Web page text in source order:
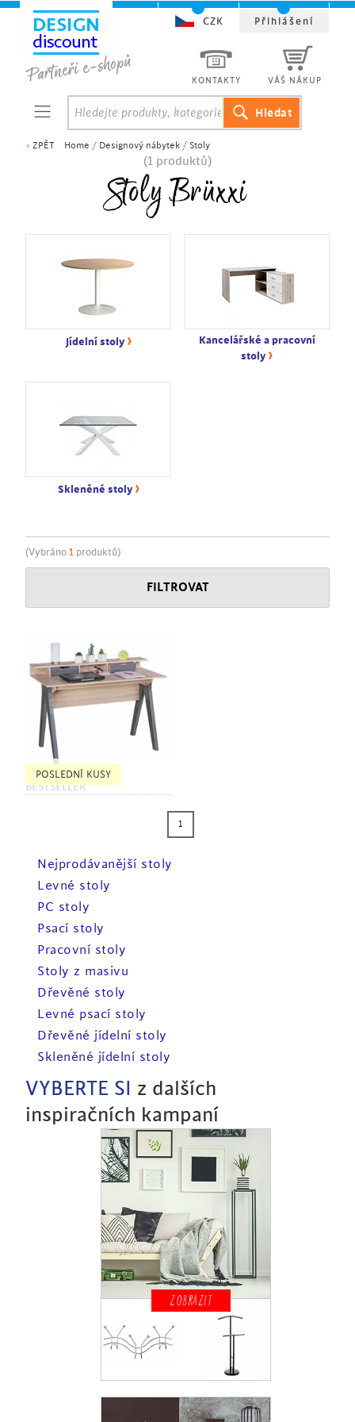
< ZPĚT Home / Designový nábytek / Stoly
(1 produktů)
Stoly Brüxxi
Jídelní stoly ›
Kancelářské a pracovní
stoly ›
Skleněné stoly ›
(Vybráno 1 produktů)
FILTROVAT
POSLEDNÍ KUSY
BESTSELLER
1
Nejprodávanější stoly
Levné stoly
PC stoly
Psací stoly
Pracovní stoly
Stoly z masivu
Dřevěné stoly
Levné psací stoly
Dřevěné jídelní stoly
Skleněné jídelní stoly
VYBERTE SI
z dalších
inspiračních kampaní
ZOBRAZIT
KONTAKTY VÁŠ NÁKUP
CZK Přihlášení